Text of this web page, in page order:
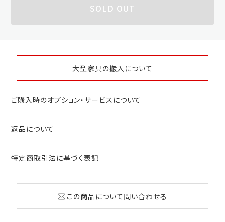
SOLD OUT
大型家具の搬入について
ご購入時のオプション・サービスについて
返品について
特定商取引法に基づく表記
この商品について問い合わせる